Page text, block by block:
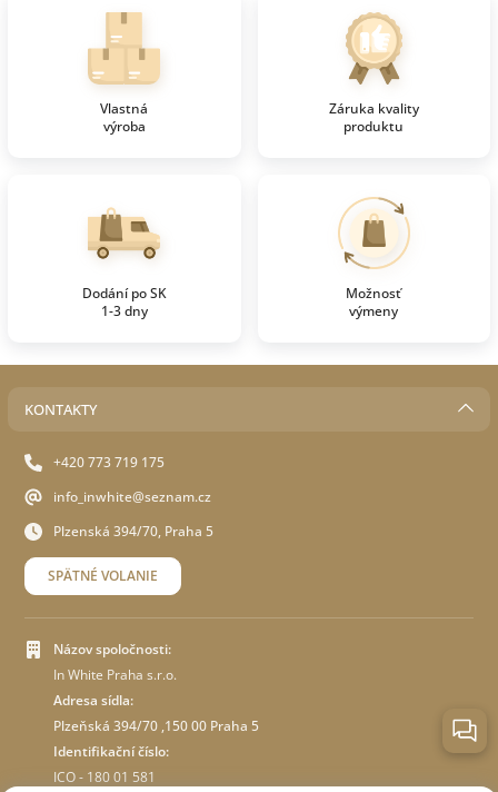
Vlastná
výroba
Záruka kvality
produktu
Dodání po SK
1-3 dny
Možnosť
výmeny
KONTAKTY
+420 773 719 175
info_inwhite@seznam.cz
Plzenská 394/70, Praha 5
SPÄTNÉ VOLANIE
Názov spoločnosti:
In White Praha s.r.o.
Adresa sídla:
Plzeňská 394/70 ,150 00 Praha 5
Identifikační číslo:
ICO - 180 01 581